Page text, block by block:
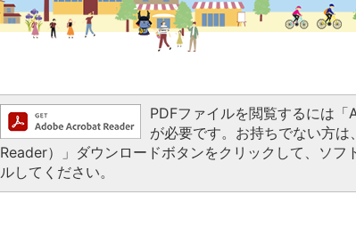
PDFファイルを閲覧するには
が必要です。お持ちでない方
Reader）」ダウンロードボタンをクリックして、ソフ
ルしてください。